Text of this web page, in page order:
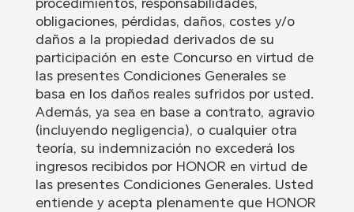
procedimientos, responsabilidades,
obligaciones, pérdidas, daños, costes y/o
daños a la propiedad derivados de su
participación en este Concurso en virtud de
las presentes Condiciones Generales se
basa en los daños reales sufridos por usted.
Además, ya sea en base a contrato, agravio
(incluyendo negligencia), o cualquier otra
teoría, su indemnización no excederá los
ingresos recibidos por HONOR en virtud de
las presentes Condiciones Generales. Usted
entiende y acepta plenamente que HONOR